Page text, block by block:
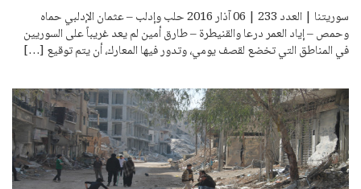
سوريتنا | العدد 233 | 06 آذار 2016 حلب وإدلب – عثمان الإدلبي حماه
وحمص – إياد العمر درعا والقنيطرة – طارق أمين لم يعد غريباً على السوريين
في المناطق التي تخضع لقصف يومي، وتدور فيها المعارك، أن يتم توقيع […]